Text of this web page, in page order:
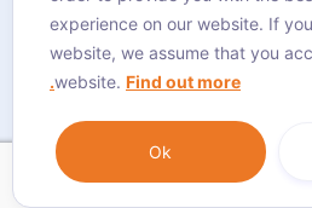
© Vejthani International
experience on our website. If
website, we assume that you
website. Find out more.
Ok